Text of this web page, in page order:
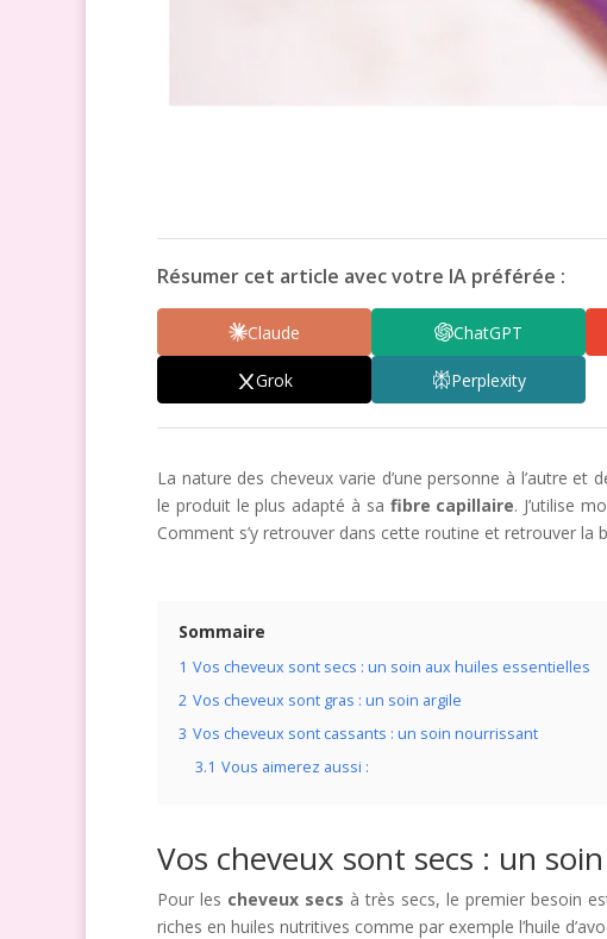
Résumer cet article avec votre IA préférée :
Claude ChatGPT
Grok Perplexity
La nature des cheveux varie d’une personne à l’autre
le produit le plus adapté à sa fibre capillaire. J’utilise
Comment s’y retrouver dans cette routine et retrouver la
Sommaire
1 Vos cheveux sont secs : un soin aux huiles essentielles
2 Vos cheveux sont gras : un soin argile
3 Vos cheveux sont cassants : un soin nourrissant
3.1 Vous aimerez aussi :
Vos cheveux sont secs : un
Pour les cheveux secs à très secs, le premier besoin
riches en huiles nutritives comme par exemple l’huile